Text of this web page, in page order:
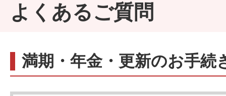
よくあるご質問
満期・年金・更新のお手続